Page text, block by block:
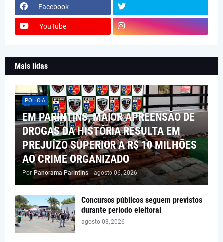
Facebook
YouTube
Mais lidas
POLÍCIA
EM PARINTINS, MAIOR APREENSÃO DE
DROGAS DA HISTÓRIA RESULTA EM
PREJUÍZO SUPERIOR A R$ 10 MILHÕES
AO CRIME ORGANIZADO
Por Panorama Parintins - agosto 06, 2026
Concursos públicos seguem previstos
durante período eleitoral
agosto 03, 2026